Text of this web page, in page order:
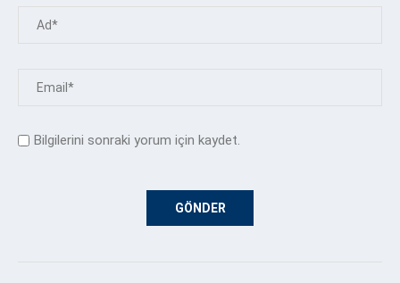
Bilgilerini sonraki yorum için kaydet.